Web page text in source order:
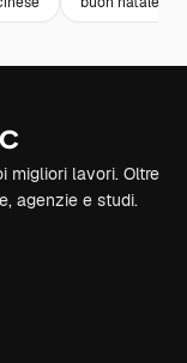
migliori lavori. Oltre
agenzie e studi.